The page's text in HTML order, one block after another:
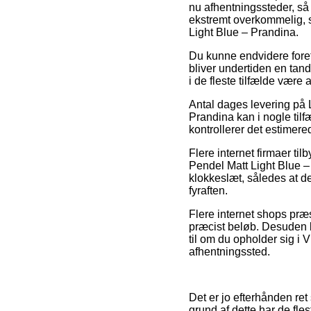
nu afhentningssteder,
ekstremt overkommelig,
Light Blue – Prandina.
Du kunne endvidere
bliver undertiden en
i de fleste tilfælde være
Antal dages levering på
Prandina kan i nogle
kontrollerer det
Flere internet firmaer
Pendel Matt Light Blue
klokkeslæt, således at
fyraften.
Flere internet shops
præcist beløb. Desuden
til om du opholder sig i
afhentningssted.
Det er jo efterhånden